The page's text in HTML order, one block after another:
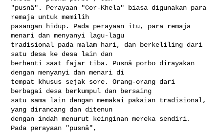
"pusnâ". Perayaan "Cor-Khela" biasa digunakan para
remaja untuk memilih
pasangan hidup. Pada perayaan itu, para remaja
menari dan menyanyi lagu-lagu
tradisional pada malam hari, dan berkeliling dari
satu desa ke desa lain dan
berhenti saat fajar tiba. Pusnâ porbo dirayakan
dengan menyanyi dan menari di
tempat khusus sejak sore. Orang-orang dari
berbagai desa berkumpul dan bersaing
satu sama lain dengan memakai pakaian tradisional,
yang dirancang dan ditenun
dengan indah menurut keinginan mereka sendiri.
Pada perayaan "pusnâ",